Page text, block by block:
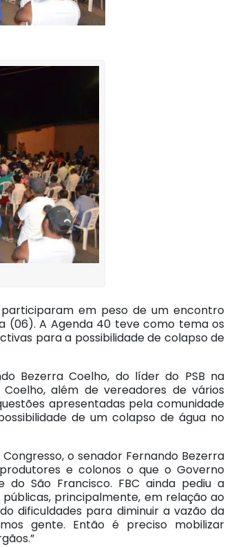
em peso de um encontro
(06). A Agenda 40 teve como tema os
para a possibilidade de colapso de
Bezerra Coelho, do líder do PSB na
além de vereadores de vários
apresentadas pela comunidade
de um colapso de água no
o senador Fernando Bezerra
e colonos o que o Governo
São Francisco. FBC ainda pediu a
principalmente, em relação ao
dificuldades para diminuir a vazão da
gente. Então é preciso mobilizar